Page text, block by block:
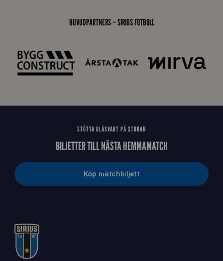
2
0
2
HUVUDPARTNERS – SIRIUS FOTBOLL
STÖTTA BLÅSVART PÅ STUDAN
BILJETTER TILL NÄSTA HEMMAMATCH
Köp matchbiljett